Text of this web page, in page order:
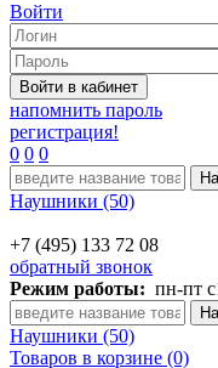
Войти
напомнить пароль
регистрация!
0 0 0
Наушники (50)
+7 (495) 133 72 08
обратный звонок
Режим работы: пн-пт
Наушники (50)
Товаров в корзине (0)